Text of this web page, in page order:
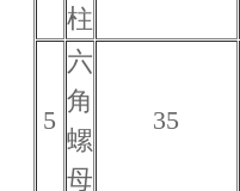
柱
5
六
角
螺
母
35